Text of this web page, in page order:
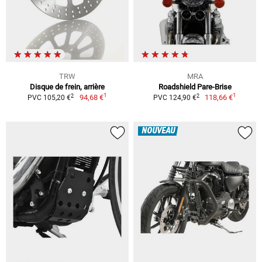
TRW
Disque de frein, arrière
PVC 105,20 €2 94,68 €1
MRA
Roadshield Pare-Brise
PVC 124,90 €2 118,66 €1
NOUVEAU